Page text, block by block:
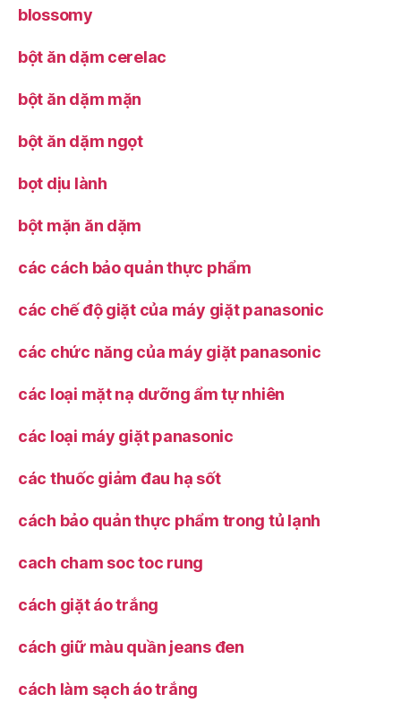
blossomy
bột ăn dặm cerelac
bột ăn dặm mặn
bột ăn dặm ngọt
bọt dịu lành
bột mặn ăn dặm
các cách bảo quản thực phẩm
các chế độ giặt của máy giặt panasonic
các chức năng của máy giặt panasonic
các loại mặt nạ dưỡng ẩm tự nhiên
các loại máy giặt panasonic
các thuốc giảm đau hạ sốt
cách bảo quản thực phẩm trong tủ lạnh
cach cham soc toc rung
cách giặt áo trắng
cách giữ màu quần jeans đen
cách làm sạch áo trắng